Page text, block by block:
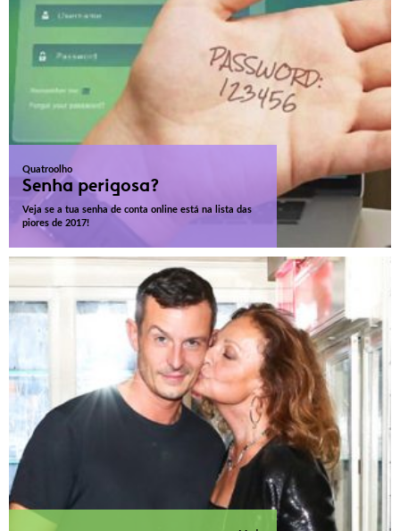
Quatroolho
Senha perigosa?
Veja se a tua senha de conta online está na lista das
piores de 2017!